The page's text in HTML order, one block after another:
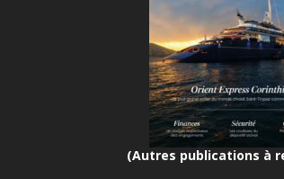
(Autres publications à